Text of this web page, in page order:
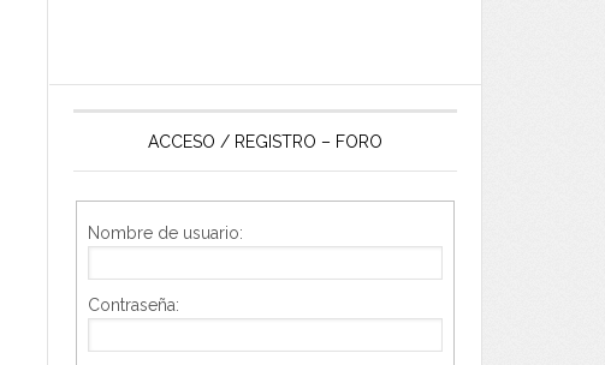
ACCESO / REGISTRO – FORO
Nombre de usuario:
Contraseña: